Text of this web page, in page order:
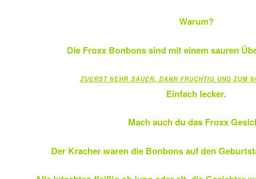
Warum?
Die Froxx Bonbons sind mit einem sauren
ZUERSTSEHR SAUER, DANN FRUCHTIG UND ZUM
Einfach lecker.
Mach auch du das Froxx
Der Kracher waren die Bonbons auf den